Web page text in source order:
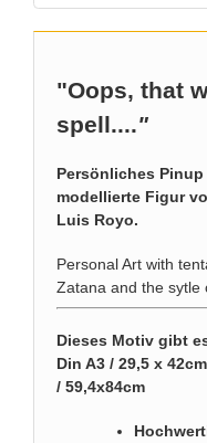
"Oops, that
spell...."
Persönliches
modellierte Figur
Luis Royo.
Personal Art with
Zatana and the sytle
Dieses Motiv gibt
Din A3 / 29,5 x
/ 59,4x84cm